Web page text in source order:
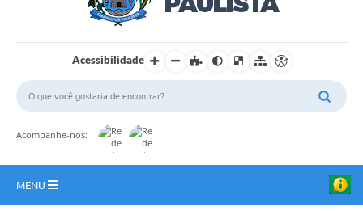
Acessibilidade
Acompanhe-nos:
MENU